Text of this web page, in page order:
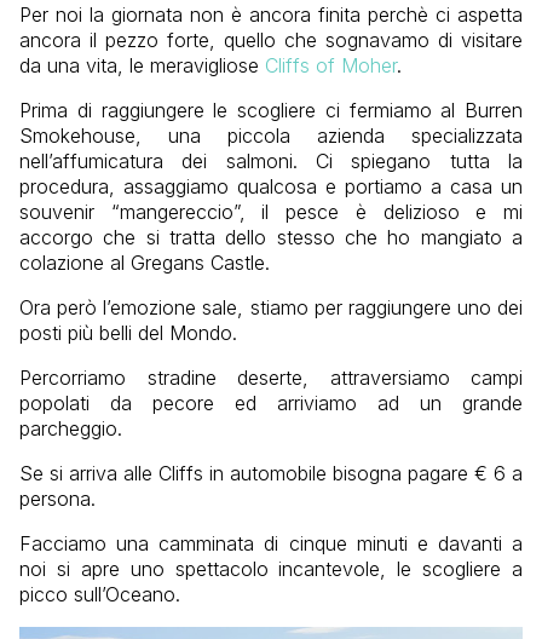
Per noi la giornata non è ancora finita perchè ci aspetta
ancora il pezzo forte, quello che sognavamo di visitare
da una vita, le meravigliose Cliffs of Moher.
Prima di raggiungere le scogliere ci fermiamo al Burren
Smokehouse, una piccola azienda specializzata
nell’affumicatura dei salmoni. Ci spiegano tutta la
procedura, assaggiamo qualcosa e portiamo a casa un
souvenir “mangereccio”, il pesce è delizioso e mi
accorgo che si tratta dello stesso che ho mangiato a
colazione al Gregans Castle.
Ora però l’emozione sale, stiamo per raggiungere uno dei
posti più belli del Mondo.
Percorriamo stradine deserte, attraversiamo campi
popolati da pecore ed arriviamo ad un grande
parcheggio.
Se si arriva alle Cliffs in automobile bisogna pagare € 6 a
persona.
Facciamo una camminata di cinque minuti e davanti a
noi si apre uno spettacolo incantevole, le scogliere a
picco sull’Oceano.